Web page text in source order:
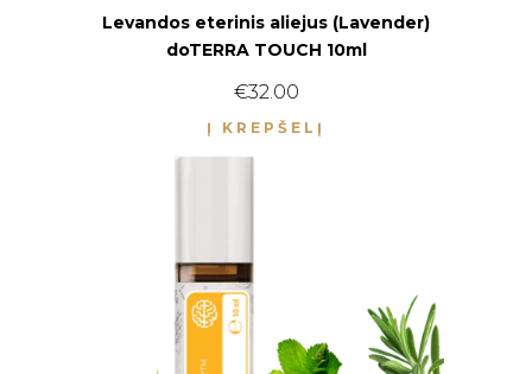
Levandos eterinis aliejus (Lavender)
doTERRA TOUCH 10ml
€32.00
Į KREPŠELĮ